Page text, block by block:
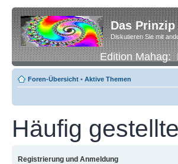
Das
Diskutieren Sie mit
Edition Mahag:
Foren-Übersicht • Aktive Themen
Häufig
Registrierung und Anmeldung